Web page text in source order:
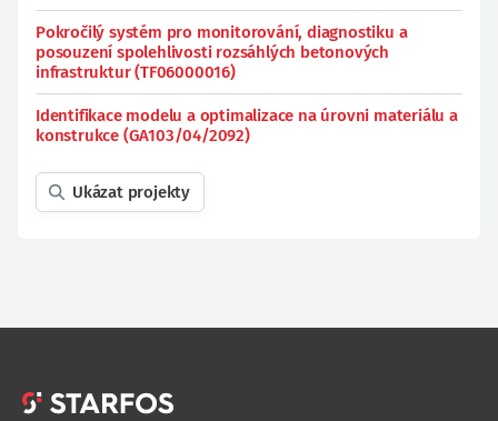
Pokročilý systém pro monitorování, diagnostiku a
posouzení spolehlivosti rozsáhlých betonových
infrastruktur (TF06000016)
Identifikace modelu a optimalizace na úrovni materiálu a
konstrukce (GA103/04/2092)
Ukázat projekty